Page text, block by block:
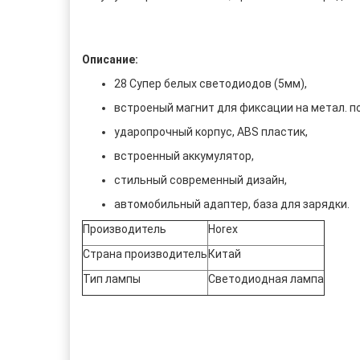
Описание:
28 Супер белых светодиодов (5мм),
встроеный магнит для фиксации на метал.
ударопрочный корпус, ABS пластик,
встроенный аккумулятор,
стильный современный дизайн,
автомобильный адаптер, база для зарядки.
Производитель
Horex
Страна производитель Китай
Тип лампы
Светодиодная лампа